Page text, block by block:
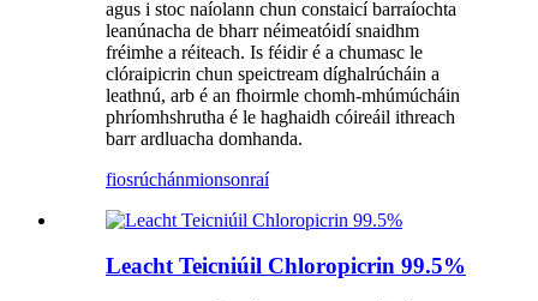
agus i stoc naíolann chun constaicí barraíochta
leanúnacha de bharr néimeatóidí snaidhm
fréimhe a réiteach. Is féidir é a chumasc le
clóraipicrin chun speictream díghalrúcháin a
leathnú, arb é an fhoirmle chomh-mhúmúcháin
phríomhshrutha é le haghaidh cóireáil ithreach
barr ardluacha domhanda.
fiosrúchánmionsonraí
Leacht Teicniúil Chloropicrin 99.5%